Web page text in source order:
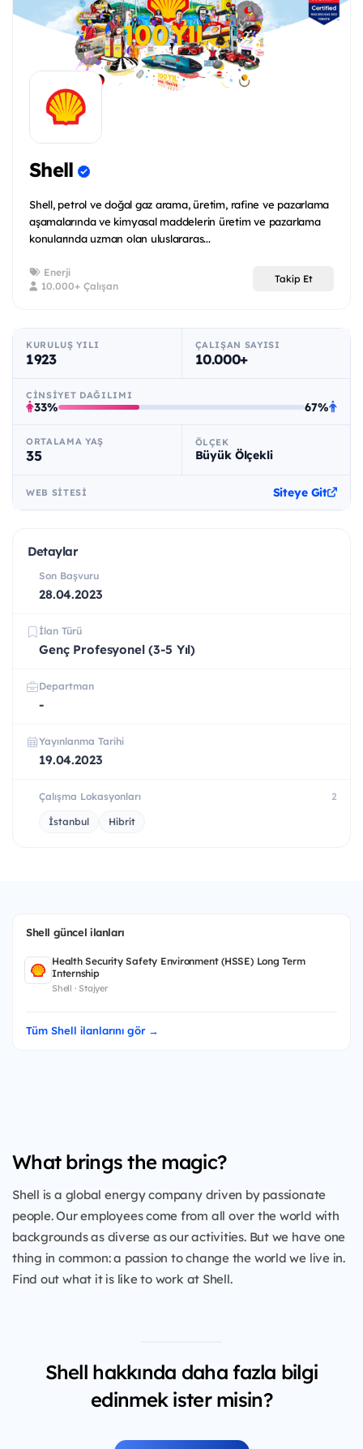
Shell
Shell, petrol ve doğal gaz arama, üretim, rafine ve pazarlama
aşamalarında ve kimyasal maddelerin üretim ve pazarlama
konularında uzman olan uluslararas...
Enerji
10.000+ Çalışan
Takip Et
KURULUŞ YILI
1923
ÇALIŞAN SAYISI
10.000+
CINSIYET DAĞILIMI
33% 67%
ORTALAMA YAŞ
35
ÖLÇEK
Büyük Ölçekli
WEB SITESI Siteye Git
Detaylar
Son Başvuru
28.04.2023
İlan Türü
Genç Profesyonel (3-5 Yıl)
Departman
-
Yayınlanma Tarihi
19.04.2023
Çalışma Lokasyonları 2
İstanbul Hibrit
Shell güncel ilanları
Health Security Safety Environment (HSSE) Long Term
Internship
Shell · Stajyer
Tüm Shell ilanlarını gör →
What brings the magic?
Shell is a global energy company driven by passionate
people. Our employees come from all over the world with
backgrounds as diverse as our activities. But we have one
thing in common: a passion to change the world we live in.
Find out what it is like to work at Shell.
Shell hakkında daha fazla bilgi
edinmek ister misin?